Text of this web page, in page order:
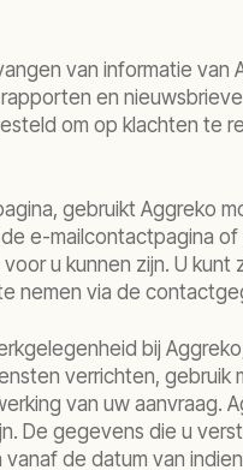
van informatie
en
om op klachten te
gebruikt Aggreko
e-mailcontactpagina
u kunnen zijn. U
nemen via de
bij
verrichten,
van uw
De gegevens die u
de datum van